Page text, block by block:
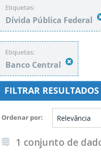
Etiquetas:
Dívida Pública Federal
Etiquetas:
Banco Central
FILTRAR RESULTADOS
Ordenar por
1 conjunto de